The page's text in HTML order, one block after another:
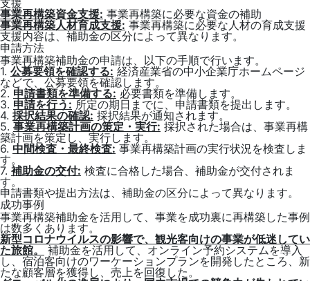
事業再構築資金支援: 事業再構築に必要な資金の補助
事業再構築人材育成支援: 事業再構築に必要な人材の育成支援
支援内容は、補助金の区分によって異なります。
申請方法
事業再構築補助金の申請は、以下の手順で行います。
1. 公募要領を確認する: 経済産業省の中小企業庁ホームページ
などで、公募要領を確認します。
2. 申請書類を準備する: 必要書類を準備します。
3. 申請を行う: 所定の期日までに、申請書類を提出します。
4. 採択結果の確認: 採択結果が通知されます。
5. 事業再構築計画の策定・実行: 採択された場合は、事業再構
築計画を策定し、実行します。
6. 中間検査・最終検査:事業再構築計画の実行状況を検査しま
す。
7. 補助金の交付: 検査に合格した場合、補助金が交付されま
す。
申請書類や提出方法は、補助金の区分によって異なります。
成功事例
事業再構築補助金を活用して、事業を成功裏に再構築した事例
は数多くあります。
新型コロナウイルスの影響で、観光客向けの事業が低迷してい
た旅館。
補助金を活用して、オンライン予約システムを導入
し、宿泊客向けのワーケーションプランを開発したところ、新
たな顧客層を獲得し、売上を回復した。